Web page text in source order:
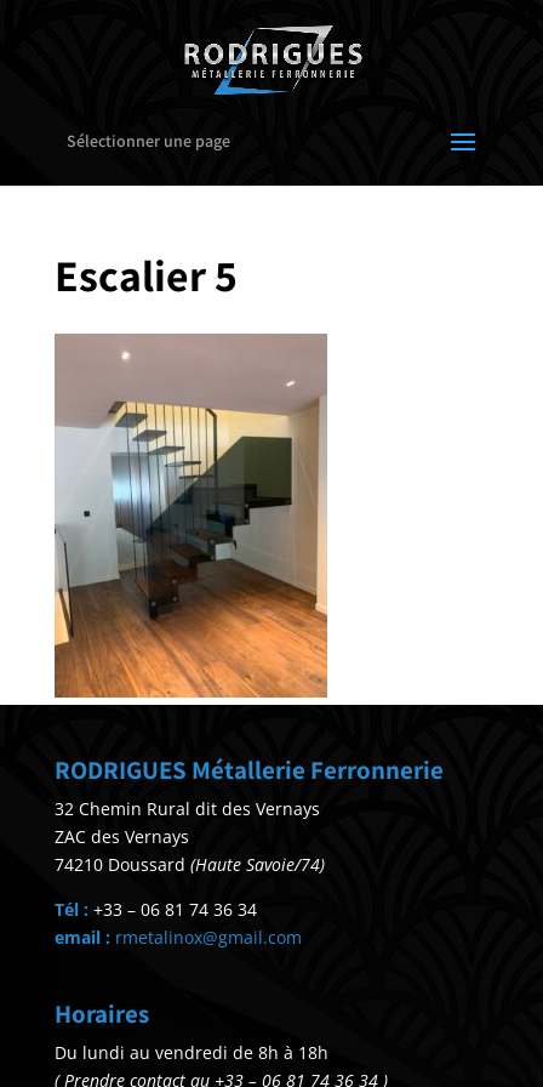
Sélectionner une page
Escalier 5
RODRIGUES Métallerie Ferronnerie
32 Chemin Rural dit des Vernays
ZAC des Vernays
74210 Doussard (Haute Savoie/74)
Tél : +33 – 06 81 74 36 34
email : rmetalinox@gmail.com
Horaires
Du lundi au vendredi de 8h à 18h
( Prendre contact au +33 – 06 81 74 36 34 )